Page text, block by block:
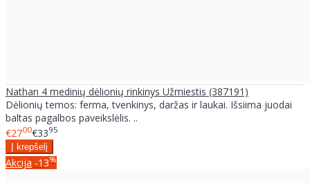
Nathan 4 medinių dėlionių rinkinys Užmiestis (387191)
Dėlionių temos: ferma, tvenkinys, daržas ir laukai. Išsiima juodai
baltas pagalbos paveikslėlis. ..
€2700€3395
Akcija -13%